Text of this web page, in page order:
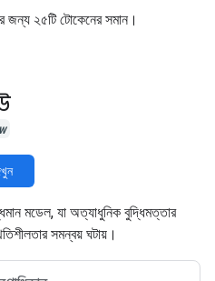
জন্য ২৫টি টোকেনের সমান।
মডেল, যা অত্যাধুনিক বুদ্ধিমত্তার
সমন্বয় ঘটায়।